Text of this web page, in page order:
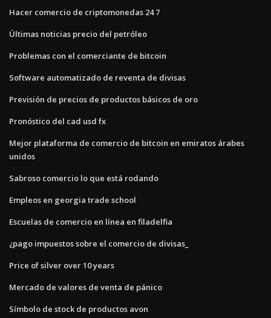
Hacer comercio de criptomonedas 24 7
Últimas noticias precio del petróleo
Problemas con el comerciante de bitcoin
Software automatizado de reventa de divisas
Previsión de precios de productos básicos de oro
Pronóstico del cad usd fx
Mejor plataforma de comercio de bitcoin en emiratos árabes
unidos
Sabroso comercio lo que está rodando
Empleos en georgia trade school
Escuelas de comercio en línea en filadelfia
¿pago impuestos sobre el comercio de divisas_
Price of silver over 10 years
Mercado de valores de venta de pánico
Símbolo de stock de productos avon